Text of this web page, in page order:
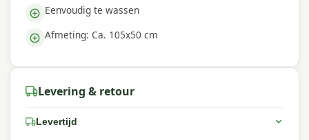
Eenvoudig te wassen
Afmeting: Ca. 105x50 cm
Levering & retour
Levertijd